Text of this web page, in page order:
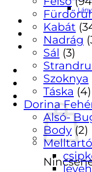
Pénztár
ÚJDONSÁGAINK
Regisztráció
Belépés
Kosár /0Ft 0
Kabát
Nadrág
Sál (3)
Szoknya
Táska (4)
Dorina
Alsó-
Body (2)
Melltartó